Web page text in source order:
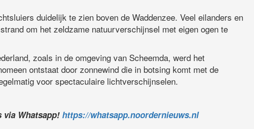
duidelijk te zien boven de Waddenzee. Veel eilanders en
om het zeldzame natuurverschijnsel met eigen ogen te
zoals in de omgeving van Scheemda, werd het
ontstaat door zonnewind die in botsing komt met de
voor spectaculaire lichtverschijnselen.
via Whatsapp! https://whatsapp.noordernieuws.nl